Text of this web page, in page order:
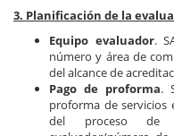
3. Planificación de la
Equipo evaluador.
número y área de
del alcance de
Pago de proforma.
proforma de servicios
del proceso de